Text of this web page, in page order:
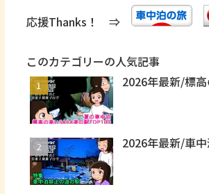
応援Thanks！ ⇒
このカテゴリーの人気記事
2026年最新/標
2026年最新/車